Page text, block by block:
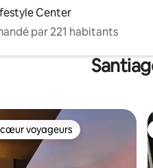
Center
par 221 habitants
voyageurs les plus appréciés
voyageurs